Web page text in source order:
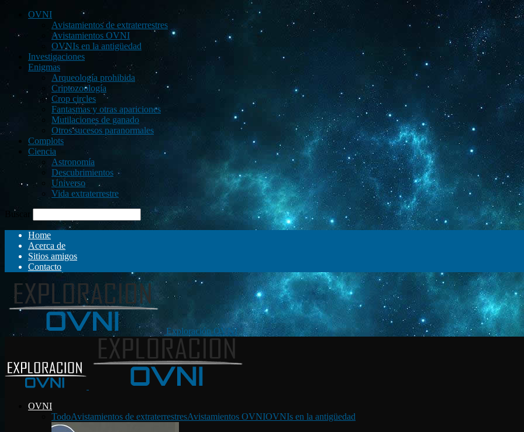
OVNI
Avistamientos de extraterrestres
Avistamientos OVNI
OVNIs en la antigüedad
Investigaciones
Enigmas
Arqueología prohibida
Criptozoología
Crop circles
Fantasmas y otras apariciones
Mutilaciones de ganado
Otros sucesos paranormales
Complots
Ciencia
Astronomía
Descubrimientos
Universo
Vida extraterrestre
Buscar
Home
Acerca de
Sitios amigos
Contacto
Exploración OVNI
OVNI
TodoAvistamientos de extraterrestresAvistamientos OVNIOVNIs en la antigüedad